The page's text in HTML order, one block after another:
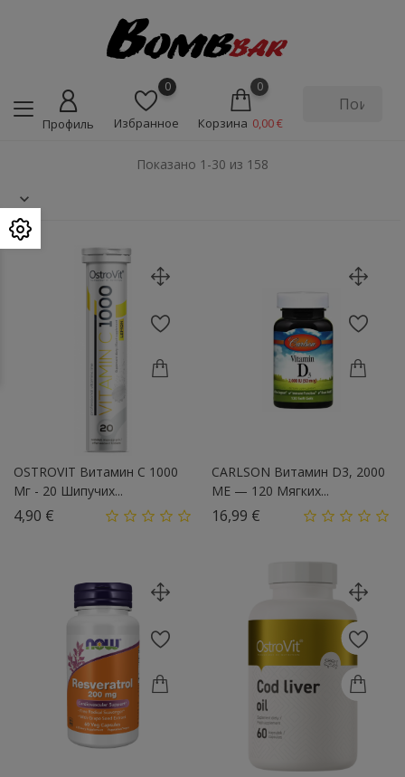
Профиль
0
Избранное
0
Корзина 0,00 €
Показано 1-30 из 158
OSTROVIT Витамин С 1000
Мг - 20 Шипучих...
4,90 €
CARLSON Витамин D3, 2000
МЕ — 120 Мягких...
16,99 €